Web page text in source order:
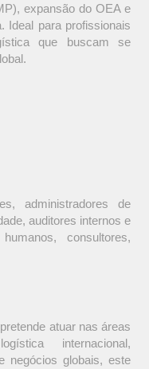
expansão do OEA e
Ideal para profissionais
que buscam se
administradores de
auditores internos e
consultores,
atuar nas áreas
internacional,
negócios globais, este